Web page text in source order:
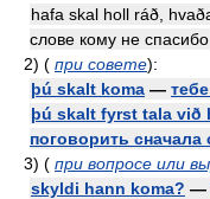
hafa skal holl ráð,
слове кому не спасибо
2) ( при совете):
þú skalt koma —
þú skalt fyrst tala við
поговорить сначала
3) ( при вопросе или
skyldi hann koma? —